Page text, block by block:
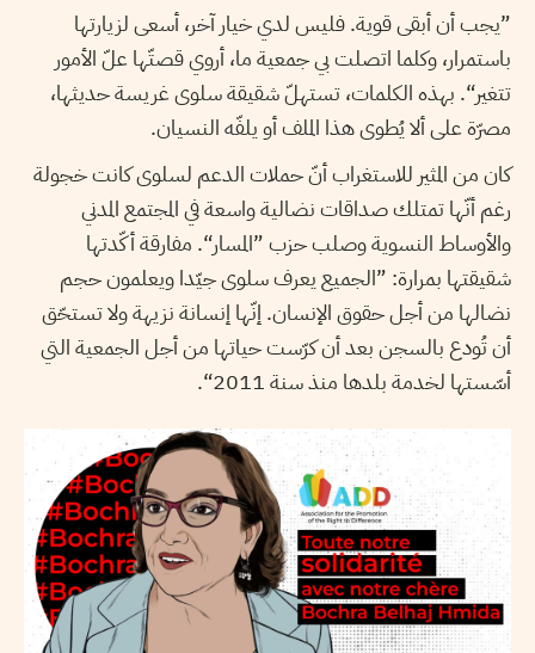
”يجب أن أبقى قوية. فليس لدي خيار آخر، أسعى لزيارتها
باستمرار، وكلما اتصلت بي جمعية ما، أروي قصتّها علّ الأمور
تتغير“. بهذه الكلمات، تستهلّ شقيقة سلوى غريسة حديثها،
مصرّة على ألا يُطوى هذا الملف أو يلفّه النسيان.
كان من المثير للاستغراب أنّ حملات الدعم لسلوى كانت خجولة
رغم أنّها تمتلك صداقات نضالية واسعة في المجتمع المدني
والأوساط النسوية وصلب حزب ”المسار“. مفارقة أكّدتها
شقيقتها بمرارة: ”الجميع يعرف سلوى جيّدا ويعلمون حجم
نضالها من أجل حقوق الإنسان. إنّها إنسانة نزيهة ولا تستحّق
أن تُودع بالسجن بعد أن كرّست حياتها من أجل الجمعية التي
أسّستها لخدمة بلدها منذ سنة 2011“.